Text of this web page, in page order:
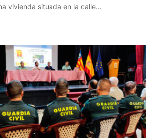
vivienda situada en la calle…